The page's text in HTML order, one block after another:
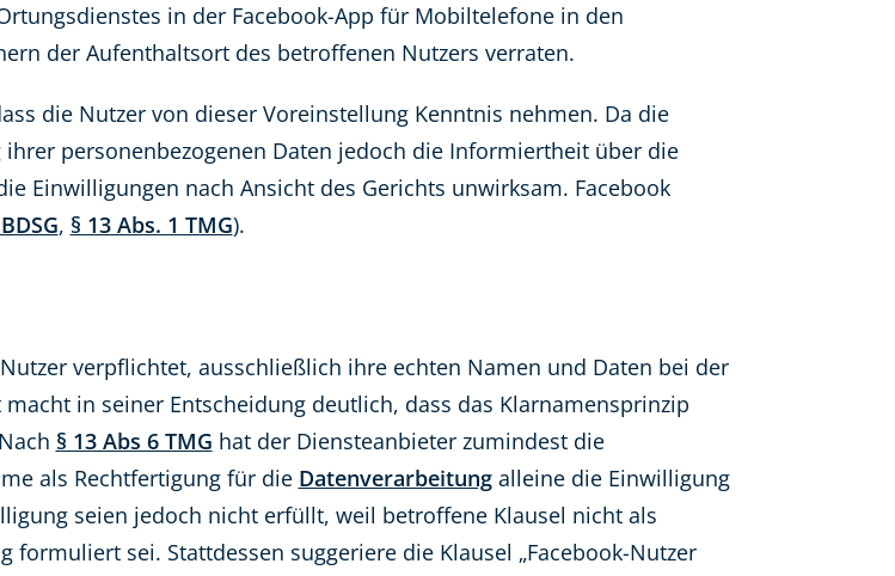
in der Facebook-App für Mobiltelefone in den
der Aufenthaltsort des betroffenen Nutzers verraten.
die Nutzer von dieser Voreinstellung Kenntnis nehmen. Da die
personenbezogenen Daten jedoch die Informiertheit über die
Einwilligungen nach Ansicht des Gerichts unwirksam. Facebook
, § 13 Abs. 1 TMG).
verpflichtet, ausschließlich ihre echten Namen und Daten bei der
in seiner Entscheidung deutlich, dass das Klarnamensprinzip
§ 13 Abs 6 TMG hat der Diensteanbieter zumindest die
als Rechtfertigung für die Datenverarbeitungalleine die Einwilligung
seien jedoch nicht erfüllt, weil betroffene Klausel nicht als
sei. Stattdessen suggeriere die Klausel „Facebook-Nutzer